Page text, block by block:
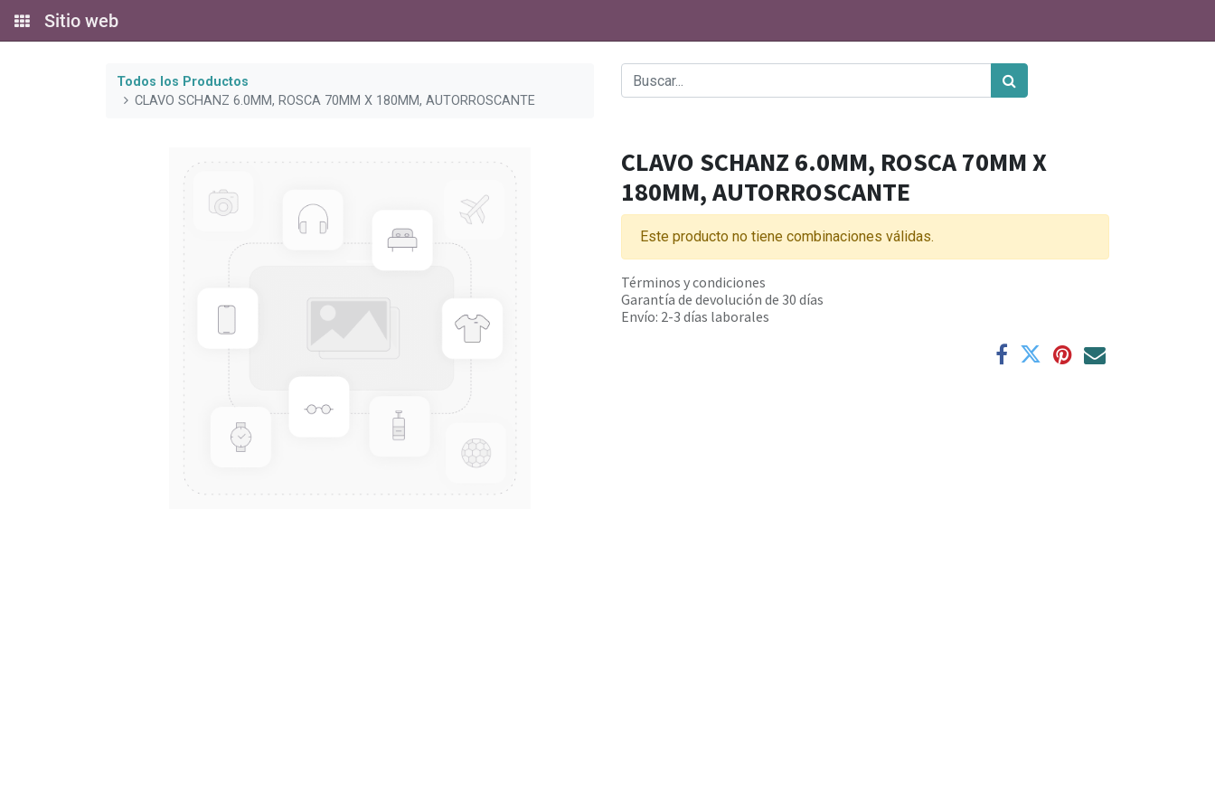
Sitio web
Todos los Productos
CLAVO SCHANZ 6.0MM, ROSCA 70MM X 180MM, AUTORROSCANTE
CLAVO SCHANZ 6.0MM, ROSCA 70MM X
180MM, AUTORROSCANTE
Este producto no tiene combinaciones válidas.
Términos y condiciones
Garantía de devolución de 30 días
Envío: 2-3 días laborales